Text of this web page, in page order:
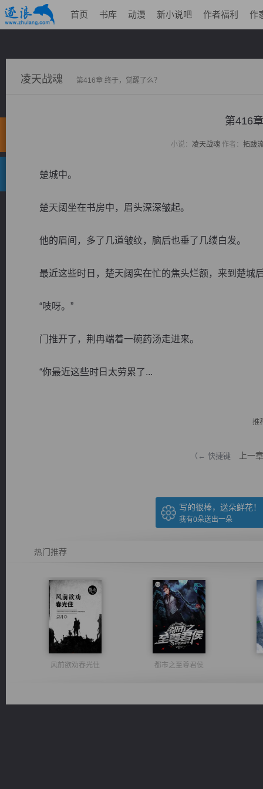
首页 书库 动漫 新小说吧 作者福利 作
凌天战魂 第416章 终于，觉醒了么？
第416
小说： 凌天战魂作者： 拓跋
楚城中。
楚天阔坐在书房中，眉头深深皱起。
他的眉间，多了几道皱纹，脑后也垂了几缕白发。
最近这些时日，楚天阔实在忙的焦头烂额，来到楚城
“吱呀。”
门推开了，荆冉端着一碗药汤走进来。
“你最近这些时日太劳累了...
推
（← 快捷键 上一章
写的很棒，送朵鲜花！
我有0朵送出一朵
热门推荐
风前欲劝春光住 都市之至尊君侯